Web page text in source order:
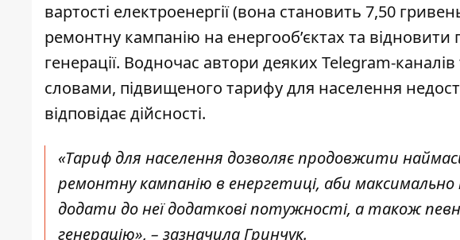
вартості електроенергії (вона становить 7,50
ремонтну кампанію на енергооб’єктах та відновити
генерації. Водночас автори деяких Telegram-
словами, підвищеного тарифу для населення
відповідає дійсності.
«Тариф для населення дозволяє продовжити
ремонтну кампанію в енергетиці, аби максимально
додати до неї додаткові потужності, а також
генерацію», – зазначила Гринчук.